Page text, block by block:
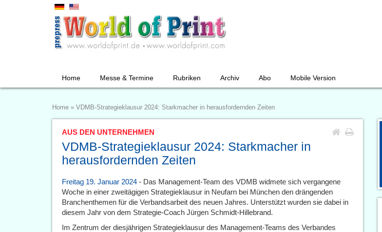
Home Messe & Termine Rubriken Archiv Abo Mobile Version
Home » VDMB-Strategieklausur 2024: Starkmacher in herausfordernden Zeiten
AUS DEN UNTERNEHMEN
VDMB-Strategieklausur 2024: Starkmacher in
herausfordernden Zeiten
Freitag 19. Januar 2024 - Das Management-Team des VDMB widmete sich vergangene
Woche in einer zweitägigen Strategieklausur in Neufarn bei München den drängenden
Branchenthemen für die Verbandsarbeit des neuen Jahres. Unterstützt wurden sie dabei in
diesem Jahr von dem Strategie-Coach Jürgen Schmidt-Hillebrand.
Im Zentrum der diesjährigen Strategieklausur des Management-Teams des Verbandes